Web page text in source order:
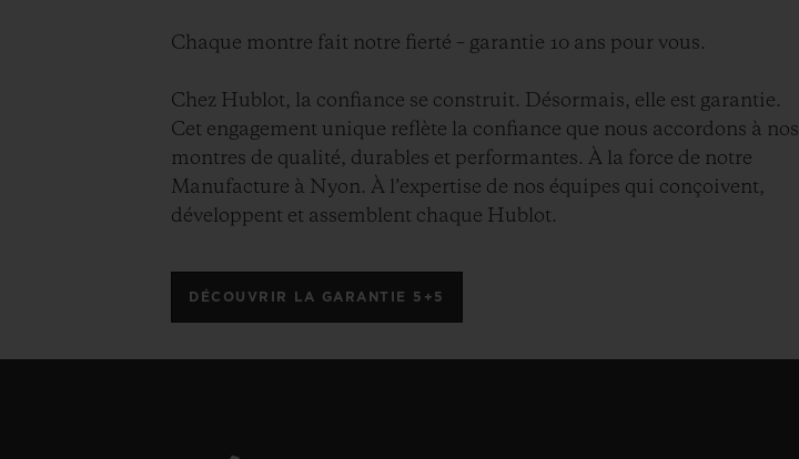
Chaque montre fait notre fierté – garantie 10 ans pour vous.
Chez Hublot, la confiance se construit. Désormais, elle est garantie.
Cet engagement unique reflète la confiance que nous accordons à nos
montres de qualité, durables et performantes. À la force de notre
Manufacture à Nyon. À l’expertise de nos équipes qui conçoivent,
développent et assemblent chaque Hublot.
DÉCOUVRIR LA GARANTIE 5+5